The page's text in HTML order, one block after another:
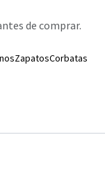
de comprar.
ZapatosCorbatas